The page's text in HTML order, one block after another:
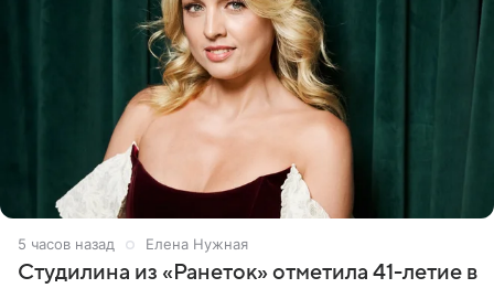
5 часов назад Елена Нужная
Студилина из «Ранеток» отметила 41-летие в